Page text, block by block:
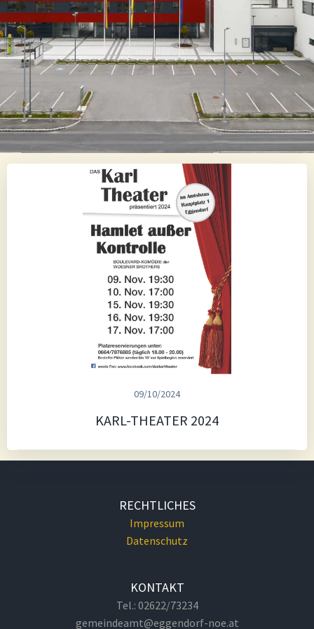
09/10/2024
KARL-THEATER 2024
RECHTLICHES
Impressum
Datenschutz
KONTAKT
Tel.: 02622/73234
gemeindeamt@eggendorf-noe.at